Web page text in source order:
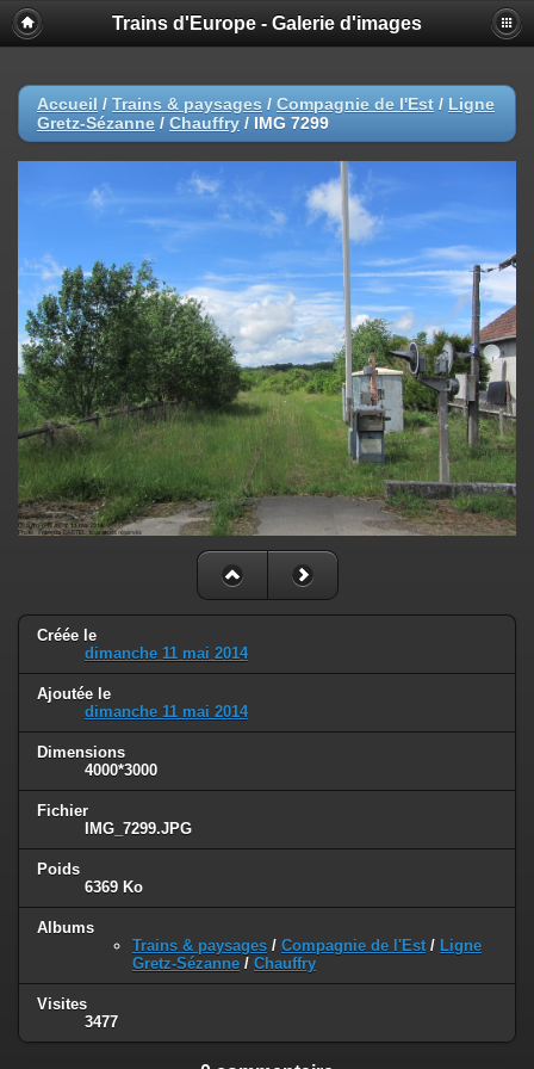
Trains d'Europe - Galerie d'images
Accueil / Trains & paysages / Compagnie de l'Est / Ligne
Gretz-Sézanne / Chauffry / IMG 7299
Créée le
dimanche 11 mai 2014
Ajoutée le
dimanche 11 mai 2014
Dimensions
4000*3000
Fichier
IMG_7299.JPG
Poids
6369 Ko
Albums
Trains & paysages / Compagnie de l'Est / Ligne
Gretz-Sézanne / Chauffry
Visites
3477